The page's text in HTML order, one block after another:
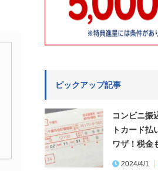
ピックアップ記事
コンビニ振
トカード払
ワザ！税金
2024/4/1